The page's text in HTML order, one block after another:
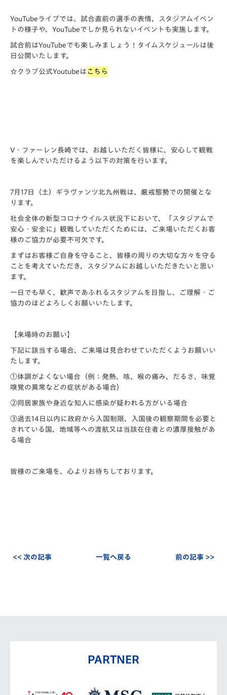
YouTubeライブでは、試合直前の選手の表情、スタジアムイベン
トの様子や、YouTubeでしか見られないイベントも実施します。
試合前はYouTubeでも楽しみましょう！タイムスケジュールは後
日公開いたします。
☆クラブ公式Youtubeは こちら
V・ファーレン長崎では、お越しいただく皆様に、安心して観戦
を楽しんでいただけるよう以下の対策を行います。
7月17日（土）ギラヴァンツ北九州戦は、 厳戒態勢での開催とな
ります。
社会全体の新型コロナウイルス状況下において、「スタジアムで
安心・安全に」観戦していただくためには、ご来場いただくお客
様のご協力が必要不可欠です。
まずはお客様ご自身を守ること、皆様の周りの大切な方々を守る
ことを考えていただき、スタジアムにお越しいただきたいと思い
ます。
一日でも早く、歓声であふれるスタジアムを目指し、ご理解・ご
協力のほどよろしくお願いいたします。
【来場時のお願い】
下記に該当する場合、ご来場は見合わせていただくようお願いい
たします。
①体調がよくない場合（例：発熱、咳、喉の痛み、だるさ、味覚
嗅覚の異常などの症状がある場合）
②同居家族や身近な知人に感染が疑われる方がいる場合
③過去14日以内に政府から入国制限、入国後の観察期間を必要と
されている国、地域等への渡航又は当該在住者との濃厚接触があ
る場合
皆様のご来場を、心よりお待ちしております。
<< 次の記事 一覧へ戻る 前の記事 >>
PARTNER